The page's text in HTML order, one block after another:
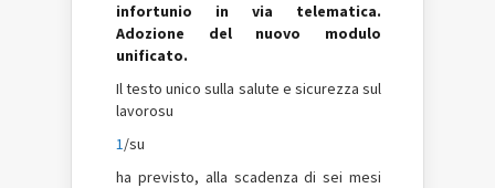
infortunio in via telematica.
Adozione del nuovo modulo
unificato.
Il testo unico sulla salute e sicurezza sul
lavorosu
1/su
ha previsto, alla scadenza di sei mesi